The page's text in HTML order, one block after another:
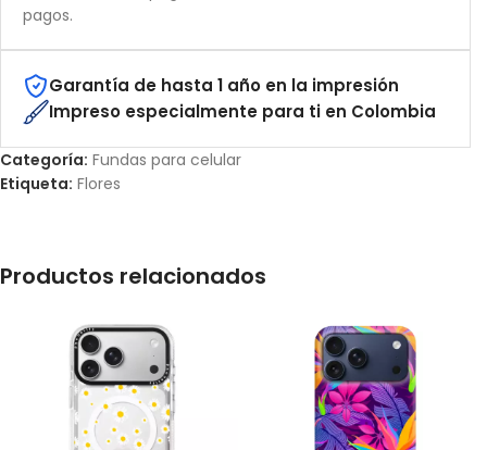
pagos.
Garantía de hasta 1 año en la impresión
Impreso especialmente para ti en Colombia
Categoría: Fundas para celular
Etiqueta: Flores
Productos relacionados